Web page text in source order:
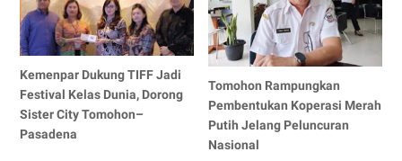
Kemenpar Dukung TIFF Jadi
Festival Kelas Dunia, Dorong
Sister City Tomohon–
Pasadena
Tomohon Rampungkan
Pembentukan Koperasi Merah
Putih Jelang Peluncuran
Nasional